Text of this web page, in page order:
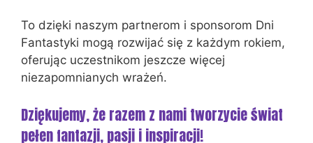
To dzięki naszym partnerom i sponsorom Dni
Fantastyki mogą rozwijać się z każdym rokiem,
oferując uczestnikom jeszcze więcej
niezapomnianych wrażeń.
Dziękujemy, że razem z nami tworzycie świat
pełen fantazji, pasji i inspiracji!